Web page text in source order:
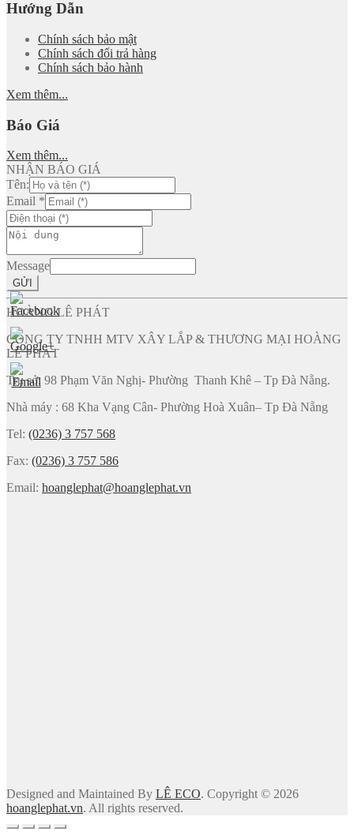
Hướng Dẫn
Chính sách bảo mật
Chính sách đổi trả hàng
Chính sách bảo hành
Xem thêm...
Báo Giá
Xem thêm...
NHẬN BÁO GIÁ
Tên:
Email *
Message
GỬI
HOÀNG LÊ PHÁT
CÔNG TY TNHH MTV XÂY LẮP & THƯƠNG MẠI HOÀNG
LÊ PHÁT
Trụ sở: 98 Phạm Văn Nghị- Phường Thanh Khê – Tp Đà Nẵng.
Nhà máy : 68 Kha Vạng Cân- Phường Hoà Xuân– Tp Đà Nẵng
Tel: (0236) 3 757 568
Fax: (0236) 3 757 586
Email: hoanglephat@hoanglephat.vn
Designed and Maintained By LÊ ECO. Copyright © 2026
hoanglephat.vn. All rights reserved.